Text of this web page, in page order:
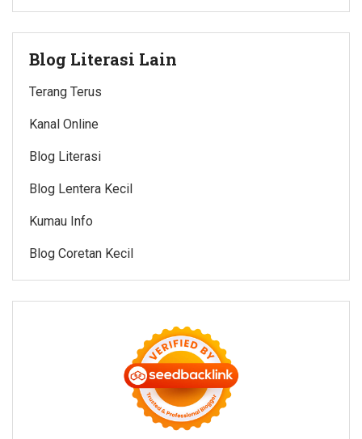
Blog Literasi Lain
Terang Terus
Kanal Online
Blog Literasi
Blog Lentera Kecil
Kumau Info
Blog Coretan Kecil